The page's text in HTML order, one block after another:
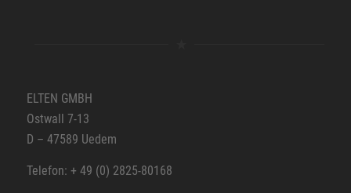
ELTEN GMBH
Ostwall 7-13
D – 47589 Uedem
Telefon: + 49 (0) 2825-80168